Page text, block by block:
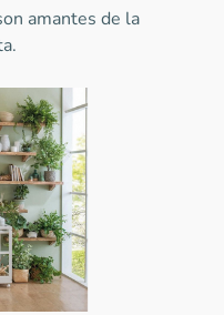
amantes de la